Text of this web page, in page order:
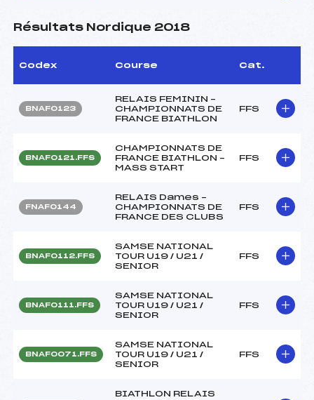
Résultats Nordique 2018
Codex Course Cat.
BNAF0123
RELAIS FEMININ –
CHAMPIONNATS DE
FRANCE BIATHLON
FFS
BNAF0121.FFS
CHAMPIONNATS DE
FRANCE BIATHLON –
MASS START
FFS
FNAF0144
RELAIS Dames –
CHAMPIONNATS DE
FRANCE DES CLUBS
FFS
BNAF0112.FFS
SAMSE NATIONAL
TOUR U19 / U21 /
SENIOR
FFS
BNAF0111.FFS
SAMSE NATIONAL
TOUR U19 / U21 /
SENIOR
FFS
BNAF0071.FFS
SAMSE NATIONAL
TOUR U19 / U21 /
SENIOR
FFS
BIATHLON RELAIS